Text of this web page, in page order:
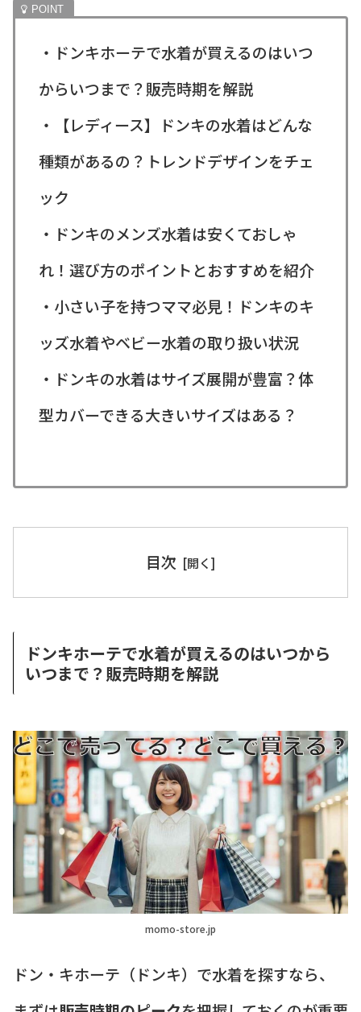
・ドンキホーテで水着が買えるのはいつ
からいつまで？販売時期を解説
・【レディース】ドンキの水着はどんな
種類があるの？トレンドデザインをチェ
ック
・ドンキのメンズ水着は安くておしゃ
れ！選び方のポイントとおすすめを紹介
・小さい子を持つママ必見！ドンキのキ
ッズ水着やベビー水着の取り扱い状況
・ドンキの水着はサイズ展開が豊富？体
型カバーできる大きいサイズはある？
目次
ドンキホーテで水着が買えるのはいつから
いつまで？販売時期を解説
momo-store.jp
ドン・キホーテ（ドンキ）で水着を探すなら、